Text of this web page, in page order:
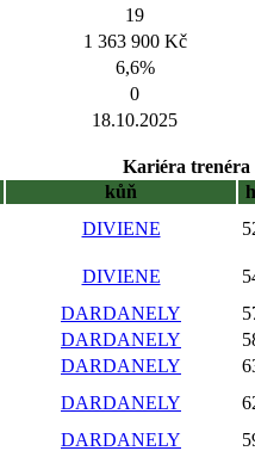
19
1 363 900 Kč
6,6%
0
18.10.2025
Kariéra trenéra
kůň
DIVIENE
DIVIENE
DARDANELY
DARDANELY
DARDANELY
DARDANELY
DARDANELY